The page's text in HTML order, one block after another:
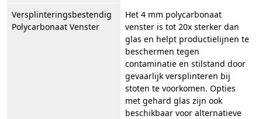
Versplinteringsbestendig
Polycarbonaat Venster
Het 4 mm polycarbonaat
venster is tot 20x sterker dan
glas en helpt productielijnen te
beschermen tegen
contaminatie en stilstand door
gevaarlijk versplinteren bij
stoten te voorkomen. Opties
met gehard glas zijn ook
beschikbaar voor alternatieve